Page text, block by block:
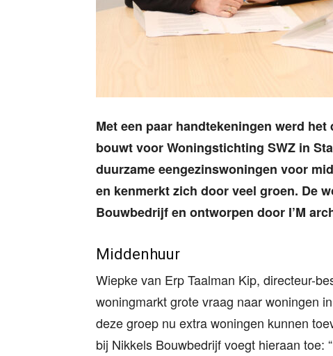
Met een paar handtekeningen werd
bouwt voor Woningstichting SWZ in
duurzame eengezinswoningen voor
en kenmerkt zich door veel groen. De
Bouwbedrijf en ontworpen door I’M
Middenhuur
Wiepke van Erp Taalman Kip, directeur-
woningmarkt grote vraag naar woningen
deze groep nu extra woningen kunnen
bij Nikkels Bouwbedrijf voegt hieraan toe: